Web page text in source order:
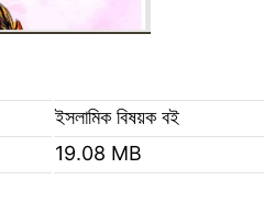
ইসলামিক বিষয়ক বই
19.08 MB